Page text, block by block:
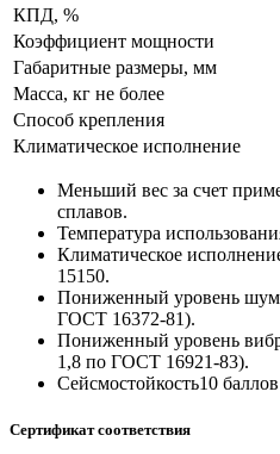
КПД, %
Коэффициент мощности
Габаритные размеры, мм
Масса, кг не более
Способ крепления
Климатическое исполнение
Меньший вес за счет
сплавов.
Температура
Климатическое
15150.
Пониженный уровень шума
ГОСТ 16372-81).
Пониженный уровень
1,8 по ГОСТ 16921-83).
Сейсмостойкость10
Сертификат соответствия